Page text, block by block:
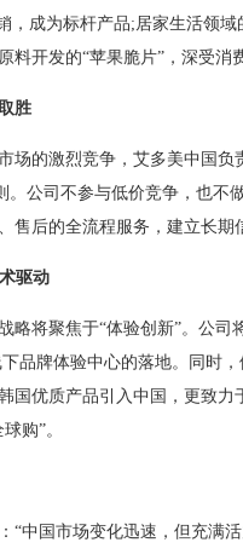
，成为标杆产品;居家生活领
料开发的“苹果脆片”，深受消
胜
场的激烈竞争，艾多美中国
。公司不参与低价竞争，也不
售后的全流程服务，建立长期
驱动
略将聚焦于“体验创新”。公
品牌体验中心的落地。同时
国优质产品引入中国，更致
购”。
“中国市场变化迅速，但充满